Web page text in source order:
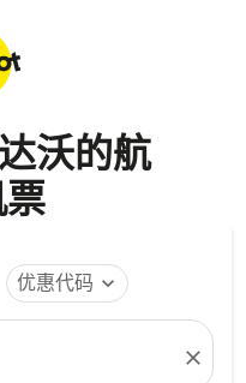
沃的航
优惠代码 expand_more
close